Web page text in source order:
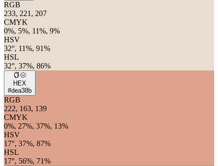
RGB
233, 221, 207
CMYK
0%, 5%, 11%, 9%
HSV
32°, 11%, 91%
HSL
32°, 37%, 86%
HEX
#dea38b
RGB
222, 163, 139
CMYK
0%, 27%, 37%, 13%
HSV
17°, 37%, 87%
HSL
17°, 56%, 71%